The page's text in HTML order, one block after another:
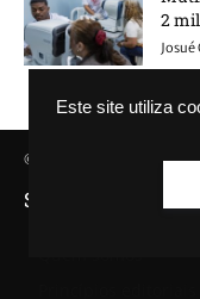
Este site utiliza
2
Josué
© Agência GBC. Aqui tem
SAIBA MAIS